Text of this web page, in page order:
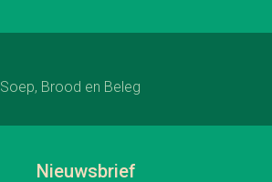
Soep, Brood en Beleg
Nieuwsbrief